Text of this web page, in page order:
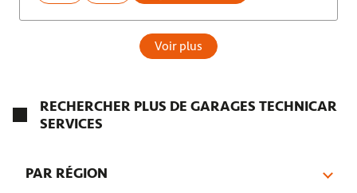
Voir plus
RECHERCHER PLUS DE GARAGES TECHNICAR
SERVICES
PAR RÉGION